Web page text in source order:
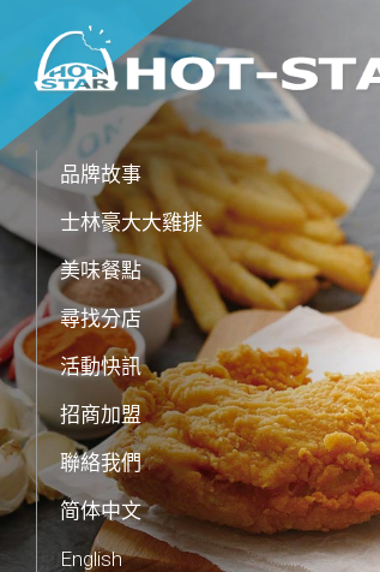
品牌故事
士林豪大大雞排
美味餐點
尋找分店
活動快訊
招商加盟
聯絡我們
简体中文
English